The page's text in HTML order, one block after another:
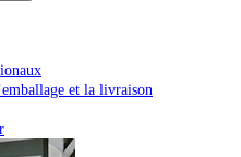
et la livraison